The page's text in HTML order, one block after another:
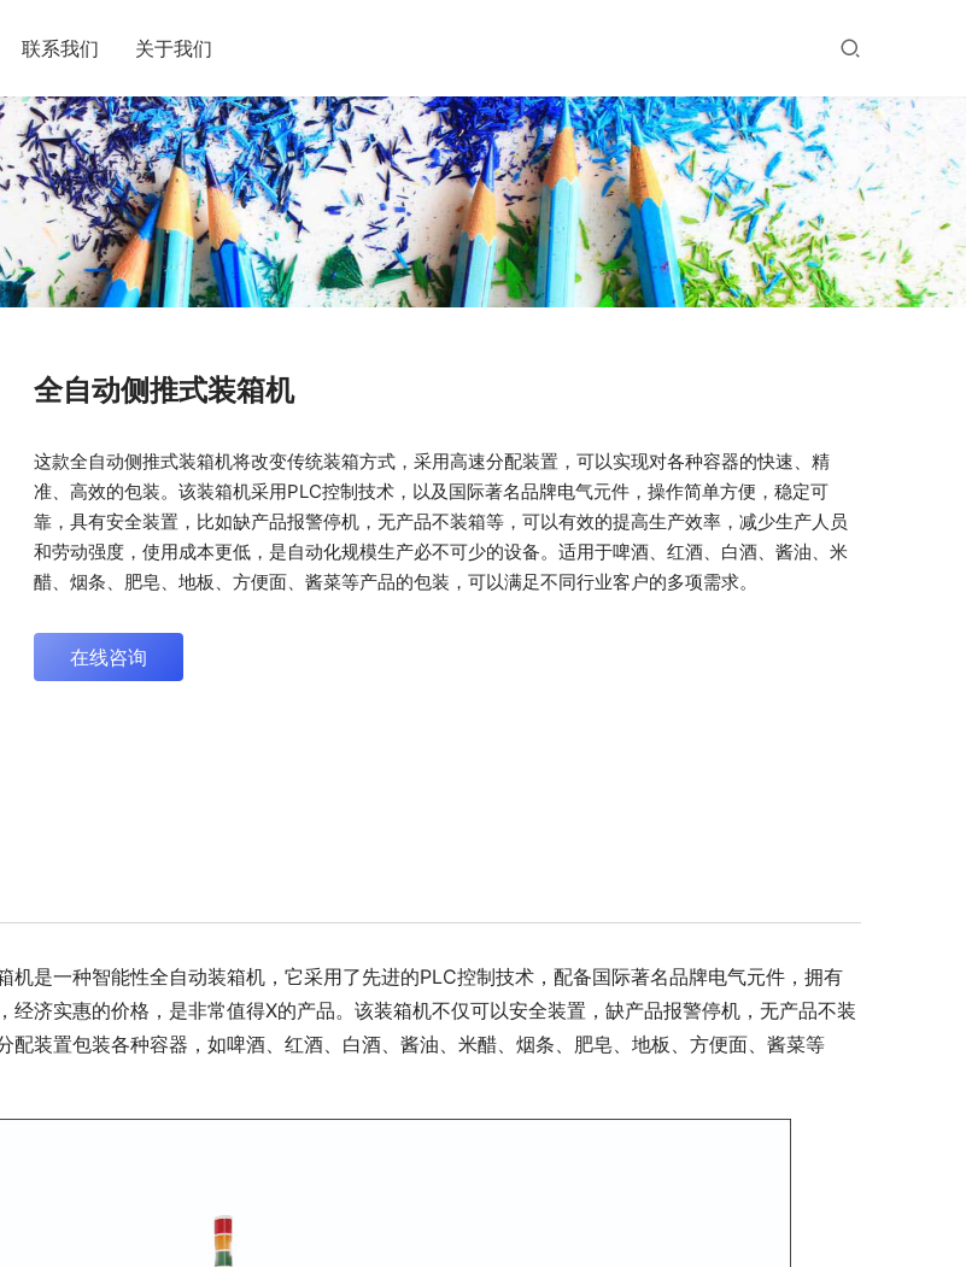
联系我们 关于我们
全自动侧推式装箱机
这款全自动侧推式装箱机将改变传统装箱方式，采用高速分配装置，可以实现对各种容器的快速、精
准、高效的包装。该装箱机采用PLC控制技术，以及国际著名品牌电气元件，操作简单方便，稳定可
靠，具有安全装置，比如缺产品报警停机，无产品不装箱等，可以有效的提高生产效率，减少生产人员
和劳动强度，使用成本更低，是自动化规模生产必不可少的设备。适用于啤酒、红酒、白酒、酱油、米
醋、烟条、肥皂、地板、方便面、酱菜等产品的包装，可以满足不同行业客户的多项需求。
在线咨询
机是一种智能性全自动装箱机，它采用了先进的PLC控制技术，配备国际著名品牌电气元件，拥有
经济实惠的价格，是非常值得X的产品。该装箱机不仅可以安全装置，缺产品报警停机，无产品不装
配装置包装各种容器，如啤酒、红酒、白酒、酱油、米醋、烟条、肥皂、地板、方便面、酱菜等